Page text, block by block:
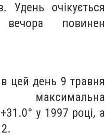
Удень очікується
повинен
цей день 9 травня
максимальна
у 1997 році, а